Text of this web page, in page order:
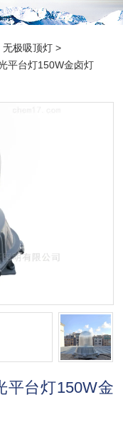
无极吸顶灯 >
平台灯150W金卤灯
平台灯150W金